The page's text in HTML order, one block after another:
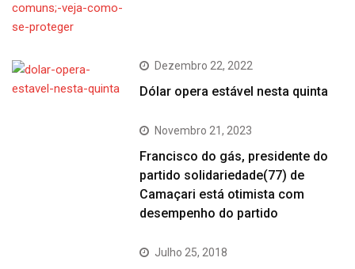
Dezembro 22, 2022
Dólar opera estável nesta quinta
Novembro 21, 2023
Francisco do gás, presidente do
partido solidariedade(77) de
Camaçari está otimista com
desempenho do partido
Julho 25, 2018